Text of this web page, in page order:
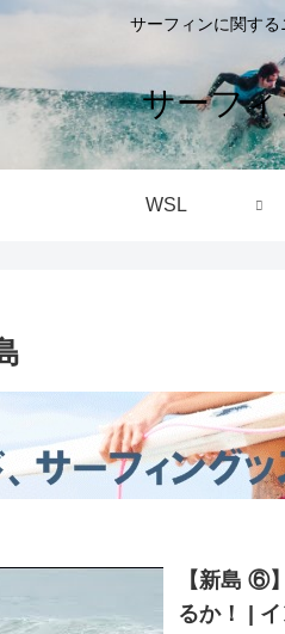
サーフィンに関する
サーフ
WSL
【新島 ⑥
るか！ |